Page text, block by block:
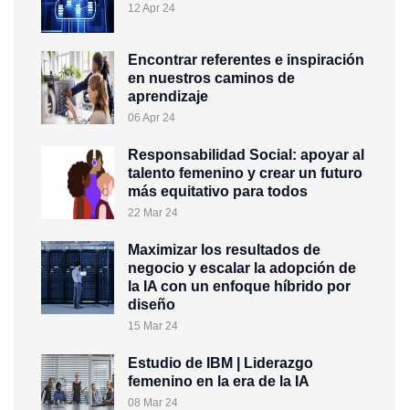
12 Apr 24
Encontrar referentes e inspiración
en nuestros caminos de
aprendizaje
06 Apr 24
Responsabilidad Social: apoyar al
talento femenino y crear un futuro
más equitativo para todos
22 Mar 24
Maximizar los resultados de
negocio y escalar la adopción de
la IA con un enfoque híbrido por
diseño
15 Mar 24
Estudio de IBM | Liderazgo
femenino en la era de la IA
08 Mar 24